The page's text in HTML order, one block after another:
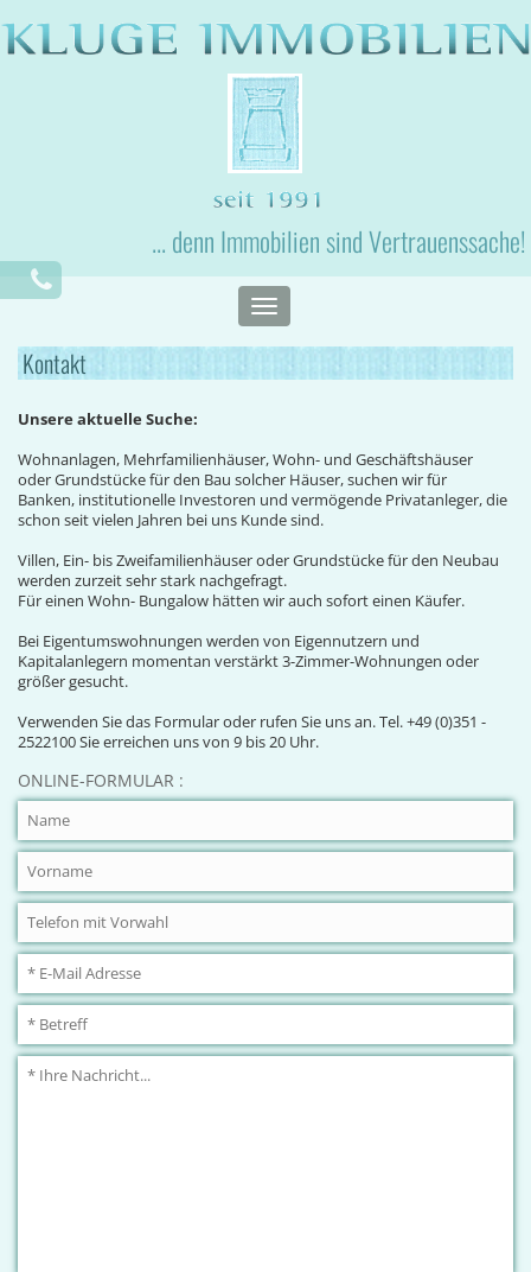
... denn Immobilien sind Vertrauenssache!
Toggle
navigation
Kontakt
Unsere aktuelle Suche:
Wohnanlagen, Mehrfamilienhäuser, Wohn- und Geschäftshäuser
oder Grundstücke für den Bau solcher Häuser, suchen wir für
Banken, institutionelle Investoren und vermögende Privatanleger, die
schon seit vielen Jahren bei uns Kunde sind.
Villen, Ein- bis Zweifamilienhäuser oder Grundstücke für den Neubau
werden zurzeit sehr stark nachgefragt.
Für einen Wohn- Bungalow hätten wir auch sofort einen Käufer.
Bei Eigentumswohnungen werden von Eigennutzern und
Kapitalanlegern momentan verstärkt 3-Zimmer-Wohnungen oder
größer gesucht.
Verwenden Sie das Formular oder rufen Sie uns an. Tel. +49 (0)351 -
2522100 Sie erreichen uns von 9 bis 20 Uhr.
ONLINE-FORMULAR :